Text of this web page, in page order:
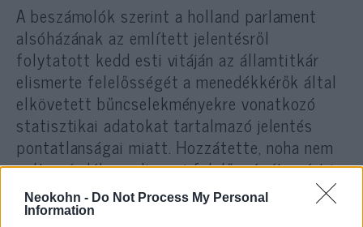
Neokohn - Do Not Process My Personal
Information
A beszámolók szerint a holland parlament
alsóházának az említett jelentésről
folytatott kedd esti vitáján az államtitkár
elismerte felelősségét a menedékkérők által
elkövetett bűncselekményekre vonatkozó
statisztikai adatokat tartalmazó jelentés
pontatlanságai miatt. Hozzátette, noha nem
volt szándékos, elismeri felelősségét azért is,
hogy a jelentés részleteit illetően nem adott
megfelelő tájékoztatást a kormány tagjainak.